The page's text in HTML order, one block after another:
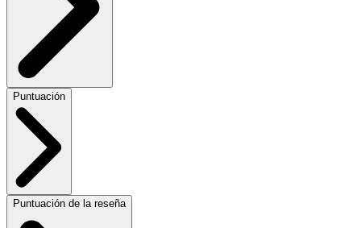
Puntuación
Puntuación de la reseña